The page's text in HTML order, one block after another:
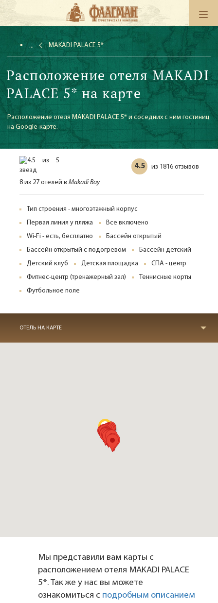
MAKADI PALACE 5*
Расположение отеля MAKADI
PALACE 5* на карте
Расположение отеля MAKADI PALACE 5* и соседних с ним гостиниц
на Google-карте.
4.5 из 1816 отзывов
8 из 27 отелей в Makadi Bay
Тип строения - многоэтажный корпус
Первая линия у пляжа
Все включено
Wi-Fi - есть, бесплатно
Бассейн открытый
Бассейн открытый с подогревом
Бассейн детский
Детский клуб
Детская площадка
СПА - центр
Фитнес-центр (тренажерный зал)
Теннисные корты
Футбольное поле
ОТЕЛЬ НА КАРТЕ
Мы представили вам карты с
расположением отеля MAKADI PALACE
5*. Так же у нас вы можете
ознакомиться с подробным описанием